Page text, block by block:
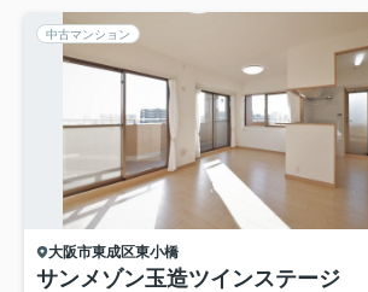
中古マンション
大阪市東成区東小橋
サンメゾン玉造ツインステージ